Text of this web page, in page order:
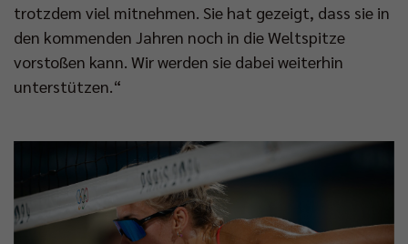
trotzdem viel mitnehmen. Sie hat gezeigt, dass sie in
den kommenden Jahren noch in die Weltspitze
vorstoßen kann. Wir werden sie dabei weiterhin
unterstützen.“